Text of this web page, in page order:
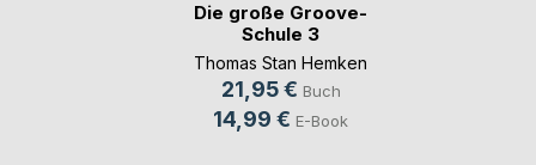
Die große Groove-
Schule 3
Thomas Stan Hemken
21,95 € Buch
14,99 € E-Book